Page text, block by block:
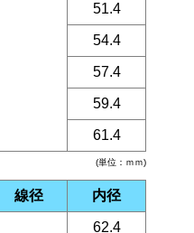
(単位：ｍｍ)
51.4
54.4
57.4
59.4
61.4
線径 内径
62.4